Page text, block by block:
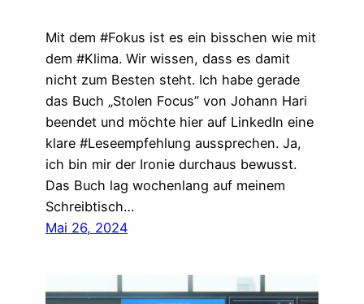
Mit dem #Fokus ist es ein bisschen wie mit
dem #Klima. Wir wissen, dass es damit
nicht zum Besten steht. Ich habe gerade
das Buch „Stolen Focus” von Johann Hari
beendet und möchte hier auf LinkedIn eine
klare #Leseempfehlung aussprechen. Ja,
ich bin mir der Ironie durchaus bewusst.
Das Buch lag wochenlang auf meinem
Schreibtisch…
Mai 26, 2024